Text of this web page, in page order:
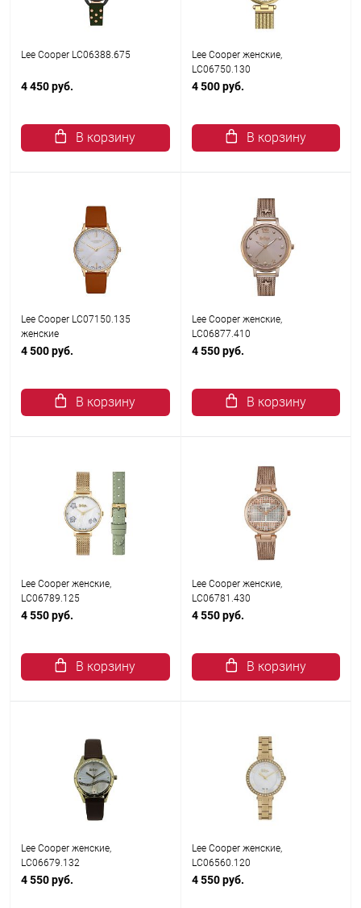
Lee Cooper LC06388.675
4 450 руб.
В корзину
Lee Cooper женские,
LC06750.130
4 500 руб.
В корзину
Lee Cooper LC07150.135
женские
4 500 руб.
В корзину
Lee Cooper женские,
LC06877.410
4 550 руб.
В корзину
Lee Cooper женские,
LC06789.125
4 550 руб.
В корзину
Lee Cooper женские,
LC06781.430
4 550 руб.
В корзину
Lee Cooper женские,
LC06679.132
4 550 руб.
Lee Cooper женские,
LC06560.120
4 550 руб.